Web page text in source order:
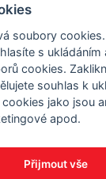
soubory
s ukládáním
cookies.
souhlas k
jako jsou
apod.
Přijmout vše